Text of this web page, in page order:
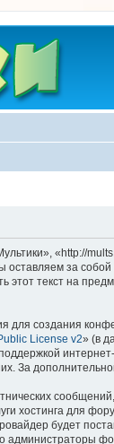
«http://
за
текст на
создания
License v2» (в
За
хостинга для
будет
администраторы